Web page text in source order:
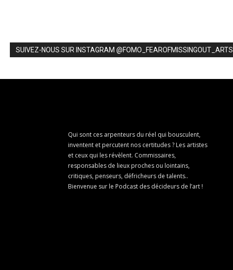
SUIVEZ-NOUS SUR INSTAGRAM @FOMO_FEAROFMISSINGOUT_ARTS
Qui sont ces arpenteurs du réel qui bousculent,
inventent et percutent nos certitudes ? Les artistes
et ceux qui les révèlent. Commissaires,
responsables de lieux proches ou lointains,
critiques, penseurs, défricheurs de talents..
Bienvenue sur le Podcast des décideurs de l’art !